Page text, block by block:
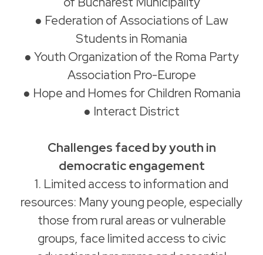
● Federation of Associations of Law
Students in Romania
● Youth Organization of the Roma Party
Association Pro-Europe
● Hope and Homes for Children Romania
● Interact District
Challenges faced by youth in
democratic engagement
1. Limited access to information and
resources: Many young people, especially
those from rural areas or vulnerable
groups, face limited access to civic